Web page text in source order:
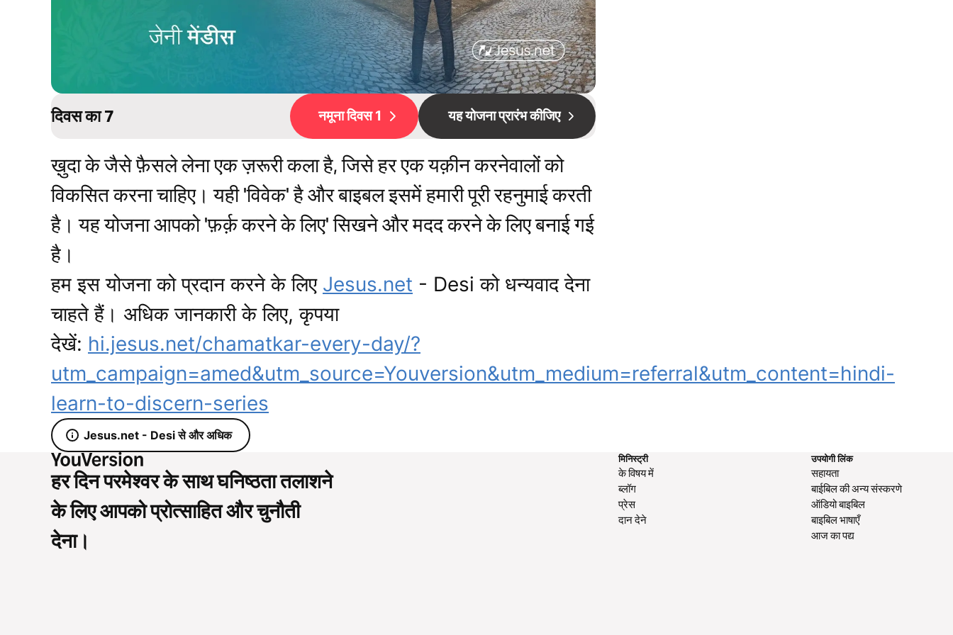
दिवस का 7 नमूना दिवस 1 यह योजना प्रारंभ कीजिए
ख़ुदा के जैसे फ़ैसले लेना एक ज़रूरी कला है, जिसे हर एक यक़ीन करनेवालों को
विकसित करना चाहिए। यही 'विवेक' है और बाइबल इसमें हमारी पूरी रहनुमाई करती
है। यह योजना आपको 'फ़र्क़ करने के लिए' सिखने और मदद करने के लिए बनाई गई
है।
हम इस योजना को प्रदान करने के लिए Jesus.net - Desi को धन्यवाद देना
चाहते हैं। अधिक जानकारी के लिए, कृपया
देखें: hi.jesus.net/chamatkar-every-day/?
utm_campaign=amed&utm_source=Youversion&utm_medium=referral&utm_content=hindi-
learn-to-discern-series
Jesus.net - Desi से और अधिक
हर दिन परमेश्वर के साथ घनिष्ठता तलाशने
के लिए आपको प्रोत्साहित और चुनौती
देना।
मिनिस्ट्री
के विषय में
ब्लॉग
प्रेस
दान देने
उपयोगी लिंक
सहायता
बाईबिल की अन्य संस्करणे
ऑडियो बाइबिल
बाइबिल भाषाएँ
आज का पद्य